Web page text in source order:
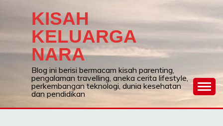
KISAH
KELUARGA
NARA
Blog ini berisi bermacam kisah parenting,
pengalaman travelling, aneka cerita lifestyle,
perkembangan teknologi, dunia kesehatan
dan pendidikan